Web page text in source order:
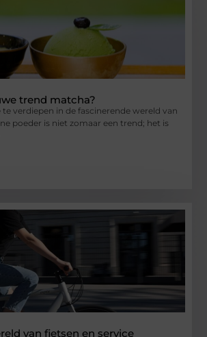
trend matcha?
te verdiepen in de fascinerende wereld van
poeder is niet zomaar een trend; het is
van fietsen en service